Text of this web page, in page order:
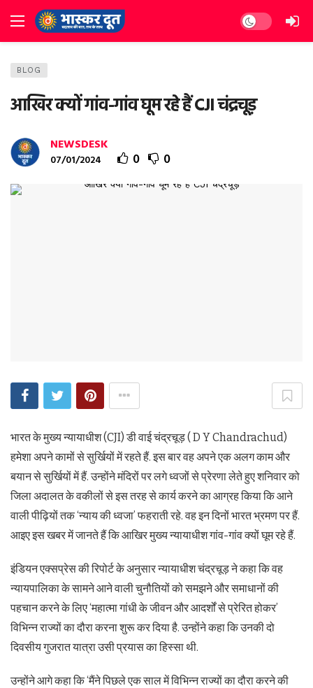
Dark mode
BLOG
आखिर क्यों गांव-गांव घूम रहे हैं CJI चंद्रचूड़
NEWSDESK
07/01/2024 0 0
भारत के मुख्य न्यायाधीश (CJI) डी वाई चंद्रचूड़ ( D Y Chandrachud)
हमेशा अपने कामों से सुर्खियों में रहते हैं. इस बार वह अपने एक अलग काम और
बयान से सुर्खियों में हैं. उन्होंने मंदिरों पर लगे ध्वजों से प्रेरणा लेते हुए शनिवार को
जिला अदालत के वकीलों से इस तरह से कार्य करने का आग्रह किया कि आने
वाली पीढ़ियों तक ‘न्याय की ध्वजा’ फहराती रहे. वह इन दिनों भारत भ्रमण पर हैं.
आइए इस खबर में जानते हैं कि आखिर मुख्य न्यायाधीश गांव-गांव क्यों घूम रहे हैं.
इंडियन एक्सप्रेस की रिपोर्ट के अनुसार न्यायाधीश चंद्रचूड़ ने कहा कि वह
न्यायपालिका के सामने आने वाली चुनौतियों को समझने और समाधानों की
पहचान करने के लिए ‘महात्मा गांधी के जीवन और आदर्शों से प्रेरित होकर’
विभिन्न राज्यों का दौरा करना शुरू कर दिया है. उन्होंने कहा कि उनकी दो
दिवसीय गुजरात यात्रा उसी प्रयास का हिस्सा थी.
उन्होंने आगे कहा कि ‘मैंने पिछले एक साल में विभिन्न राज्यों का दौरा करने की